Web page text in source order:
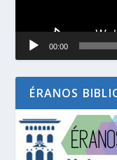
00:00
ÉRANOS